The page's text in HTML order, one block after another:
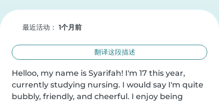
最近活动： 1个月前
翻译这段描述
Helloo, my name is Syarifah! I'm 17 this year,
currently studying nursing. I would say I'm quite
bubbly, friendly, and cheerful. I enjoy being